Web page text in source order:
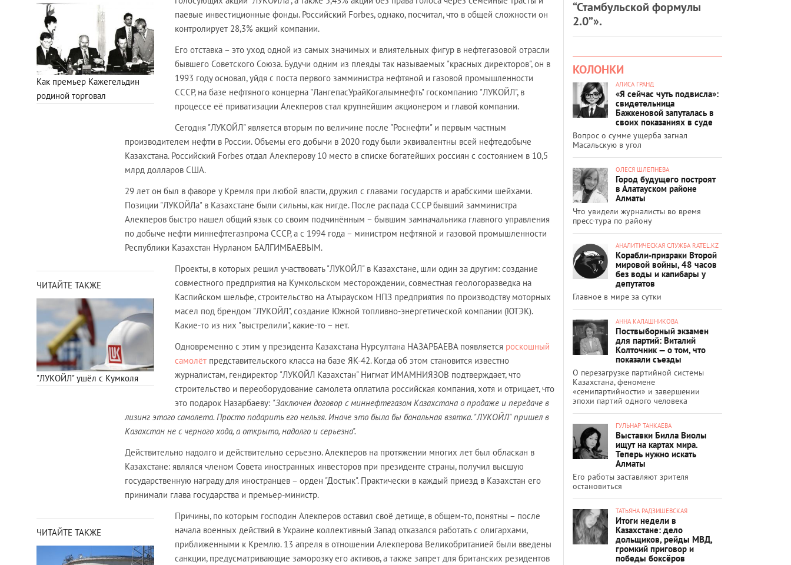
Как премьер Кажегельдин
родиной торговал
паевые инвестиционные фонды. Российский Forbes, однако, посчитал, что в общей сложности он
контролирует 28,3% акций компании.
Его отставка – это уход одной из самых значимых и влиятельных фигур в нефтегазовой отрасли
бывшего Советского Союза. Будучи одним из плеяды так называемых "красных директоров", он в
1993 году основал, уйдя с поста первого замминистра нефтяной и газовой промышленности
СССР, на базе нефтяного концерна "ЛангепасУрайКогалымнефть" госкомпанию "ЛУКОЙЛ", в
процессе её приватизации Алекперов стал крупнейшим акционером и главой компании.
Сегодня "ЛУКОЙЛ" является вторым по величине после "Роснефти" и первым частным
производителем нефти в России. Объемы его добычи в 2020 году были эквивалентны всей нефтедобыче
Казахстана. Российский Forbes отдал Алекперову 10 место в списке богатейших россиян с состоянием в 10,5
млрд долларов США.
29 лет он был в фаворе у Кремля при любой власти, дружил с главами государств и арабскими шейхами.
Позиции "ЛУКОЙЛа" в Казахстане были сильны, как нигде. После распада СССР бывший замминистра
Алекперов быстро нашел общий язык со своим подчинённым – бывшим замначальника главного управления
по добыче нефти миннефтегазпрома СССР, а с 1994 года – министром нефтяной и газовой промышленности
Республики Казахстан Нурланом БАЛГИМБАЕВЫМ.
ЧИТАЙТЕ ТАКЖЕ
"ЛУКОЙЛ" ушёл с Кумколя
Проекты, в которых решил участвовать "ЛУКОЙЛ" в Казахстане, шли один за другим: создание
совместного предприятия на Кумкольском месторождении, совместная геологоразведка на
Каспийском шельфе, строительство на Атырауском НПЗ предприятия по производству моторных
масел под брендом "ЛУКОЙЛ", создание Южной топливно-энергетической компании (ЮТЭК).
Какие-то из них "выстрелили", какие-то – нет.
Одновременно с этим у президента Казахстана Нурсултана НАЗАРБАЕВА появляется роскошный
самолёт представительского класса на базе ЯК-42. Когда об этом становится известно
журналистам, гендиректор "ЛУКОЙЛ Казахстан" Нигмат ИМАМНИЯЗОВ подтверждает, что
строительство и переоборудование самолета оплатила российская компания, хотя и отрицает, что
это подарок Назарбаеву: "Заключен договор с миннефтегазом Казахстана о продаже и передаче в
лизинг этого самолета. Просто подарить его нельзя. Иначе это была бы банальная взятка. "ЛУКОЙЛ" пришел в
Казахстан не с черного хода, а открыто, надолго и серьезно".
Действительно надолго и действительно серьезно. Алекперов на протяжении многих лет был обласкан в
Казахстане: являлся членом Совета иностранных инвесторов при президенте страны, получил высшую
государственную награду для иностранцев – орден "Достык". Практически в каждый приезд в Казахстан его
принимали глава государства и премьер-министр.
ЧИТАЙТЕ ТАКЖЕ
Причины, по которым господин Алекперов оставил своё детище, в общем-то, понятны – после
начала военных действий в Украине коллективный Запад отказался работать с олигархами,
приближенными к Кремлю. 13 апреля в отношении Алекперова Великобританией были введены
санкции, предусматривающие заморозку его активов, а также запрет для британских резидентов
“Стамбульской формулы
2.0”».
КОЛОНКИ
АЛИСА ГРАНД
«Я сейчас чуть подвисла»:
свидетельница
Бажкеновой запуталась в
своих показаниях в суде
Вопрос о сумме ущерба загнал
Масальскую в угол
ОЛЕСЯ ШЛЕПНЕВА
Город будущего построят
в Алатауском районе
Алматы
Что увидели журналисты во время
пресс-тура по району
АНАЛИТИЧЕСКАЯ СЛУЖБА RATEL.KZ
Корабли-призраки Второй
мировой войны, 48 часов
без воды и капибары у
депутатов
Главное в мире за сутки
АННА КАЛАШНИКОВА
Поствыборный экзамен
для партий: Виталий
Колточник — о том, что
показали съезды
О перезагрузке партийной системы
Казахстана, феномене
«семипартийности» и завершении
эпохи партий одного человека
ГУЛЬНАР ТАНКАЕВА
Выставки Билла Виолы
ищут на картах мира.
Теперь нужно искать
Алматы
Его работы заставляют зрителя
остановиться
ТАТЬЯНА РАДЗИШЕВСКАЯ
Итоги недели в
Казахстане: дело
дольщиков, рейды МВД,
громкий приговор и
победы боксёров